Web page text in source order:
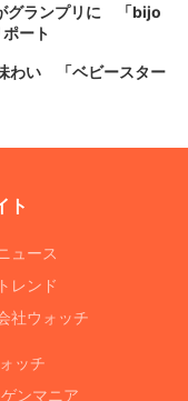
グランプリに 「bijo
ート
わい 「ベビースター
ト
ュース
レンド
社ウォッチ
ッチ
ンマニア